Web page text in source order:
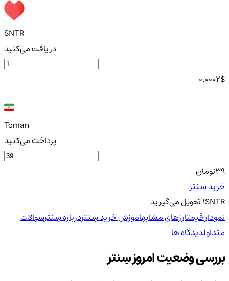
SNTR
دریافت می‌کنید
0.0002$
Toman
پرداخت می‌کنید
39تومان
خرید سِنتر
1SNTRتحویلمی‌گیرید
نمودار قیمتارزهای مشابهآموزش خرید سِنتردرباره سِنترسوالات
متداولدیدگاه ها
بررسی وضعیت امروز سِنتر